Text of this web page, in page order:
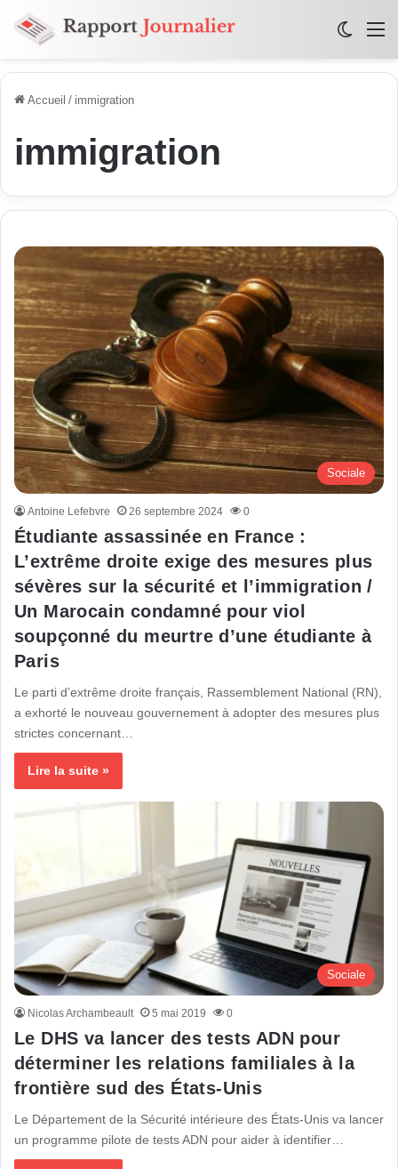
Accueil / immigration
immigration
Sociale
Antoine Lefebvre 26 septembre 2024 0
Étudiante assassinée en France :
L’extrême droite exige des mesures plus
sévères sur la sécurité et l’immigration /
Un Marocain condamné pour viol
soupçonné du meurtre d’une étudiante à
Paris
Le parti d’extrême droite français, Rassemblement National (RN),
a exhorté le nouveau gouvernement à adopter des mesures plus
strictes concernant…
Lire la suite »
Sociale
Nicolas Archambeault 5 mai 2019 0
Le DHS va lancer des tests ADN pour
déterminer les relations familiales à la
frontière sud des États-Unis
Le Département de la Sécurité intérieure des États-Unis va lancer
un programme pilote de tests ADN pour aider à identifier…